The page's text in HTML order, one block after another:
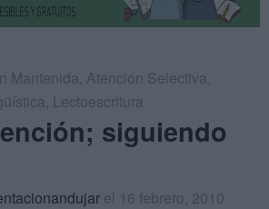
Mantenida, Atención Selectiva,
, Lectoescritura
siguiendo
el 16 febrero, 2010